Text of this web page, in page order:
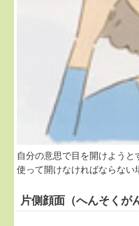
自分の意思で目を開けよう
使って開けなければならない
片側顔面（へんそくが